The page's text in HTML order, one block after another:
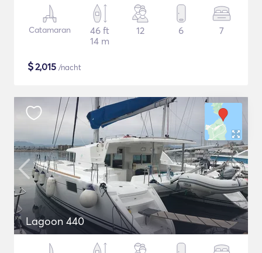
Catamaran
46 ft
14 m
12 6 7
$2,015 /nacht
Lagoon 440